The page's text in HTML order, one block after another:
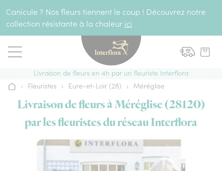
Canicule ? Nos fleurs tiennent le coup ! Découvrez notre
collection résistante à la chaleur ici
Livraison de fleurs en 4h par un fleuriste Interflora
Accueil
› Fleuristes › Eure-et-Loir (28) › Méréglise
Livraison de fleurs à Méréglise (28120)
par les fleuristes du réseau Interflora